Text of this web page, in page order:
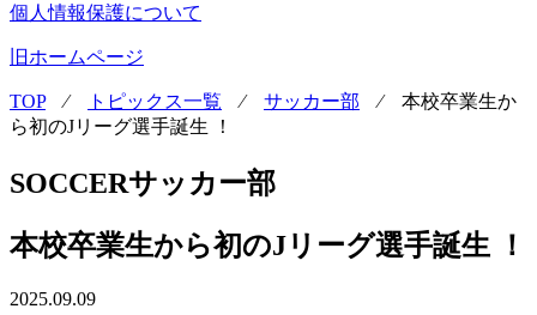
個人情報保護について
旧ホームページ
TOP⁄ トピックス一覧 ⁄ サッカー部 ⁄ 本校卒業生か
ら初のJリーグ選手誕生 ！
SOCCERサッカー部
本校卒業生から初のJリーグ選手誕生 ！
2025.09.09